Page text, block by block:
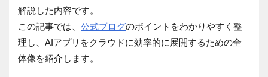
解説した内容です。
この記事では、 公式ブログのポイントをわかりやすく整
理し、AIアプリをクラウドに効率的に展開するための全
体像を紹介します。